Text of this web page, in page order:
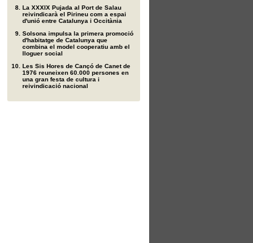
La XXXIX Pujada al Port de Salau
reivindicarà el Pirineu com a espai
d'unió entre Catalunya i Occitània
Solsona impulsa la primera promoció
d'habitatge de Catalunya que
combina el model cooperatiu amb el
lloguer social
Les Sis Hores de Cançó de Canet de
1976 reuneixen 60.000 persones en
una gran festa de cultura i
reivindicació nacional